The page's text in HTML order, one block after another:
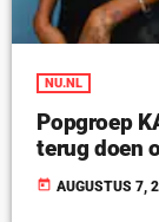
NU.NL
Popgroep
terug doen
today AUGUSTUS 7,